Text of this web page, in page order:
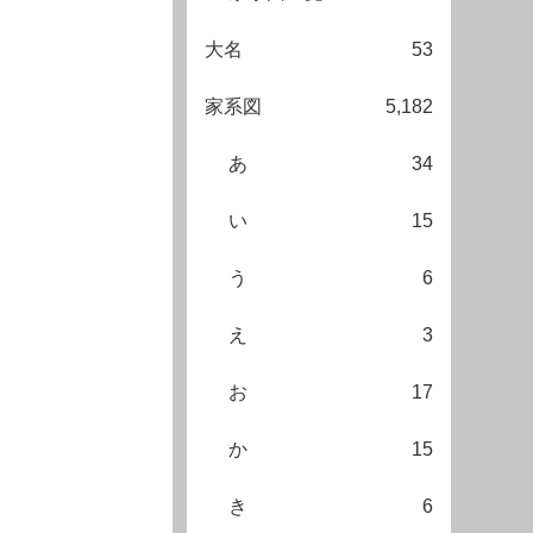
大名 53
家系図 5,182
あ 34
い 15
う 6
え 3
お 17
か 15
き 6